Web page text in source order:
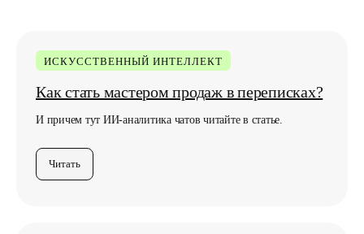
ИСКУССТВЕННЫЙ ИНТЕЛЛЕКТ
Как стать мастером продаж в переписках?
И причем тут ИИ-аналитика чатов читайте в статье.
Читать